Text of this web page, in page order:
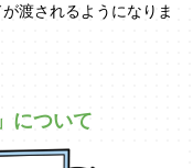
渡されるようになりま
について